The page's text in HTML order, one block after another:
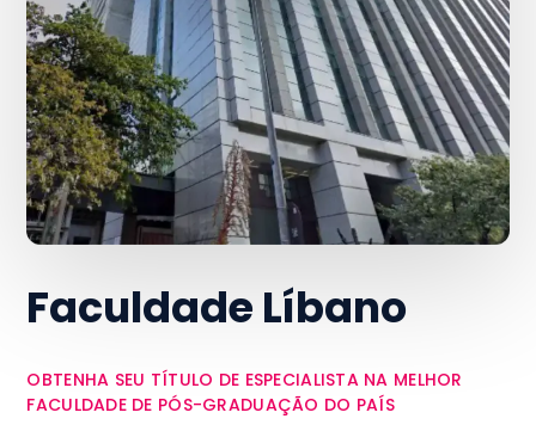
Faculdade Líbano
OBTENHA SEU TÍTULO DE ESPECIALISTA NA MELHOR
FACULDADE DE PÓS-GRADUAÇÃO DO PAÍS